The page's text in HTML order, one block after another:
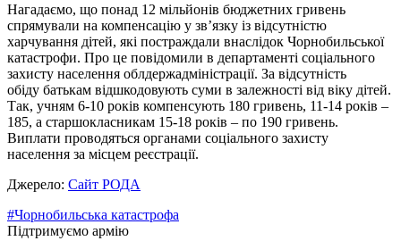
Нагадаємо, що понад 12 мільйонів бюджетних гривень
спрямували на компенсацію у зв’язку із відсутністю
харчування дітей, які постраждали внаслідок Чорнобильської
катастрофи. Про це повідомили в департаменті соціального
захисту населення облдержадміністрації. За відсутність
обіду батькам відшкодовують суми в залежності від віку дітей.
Так, учням 6-10 років компенсують 180 гривень, 11-14 років –
185, а старшокласникам 15-18 років – по 190 гривень.
Виплати проводяться органами соціального захисту
населення за місцем реєстрації.
Джерело: Сайт РОДА
#Чорнобильська катастрофа
Підтримуємо армію